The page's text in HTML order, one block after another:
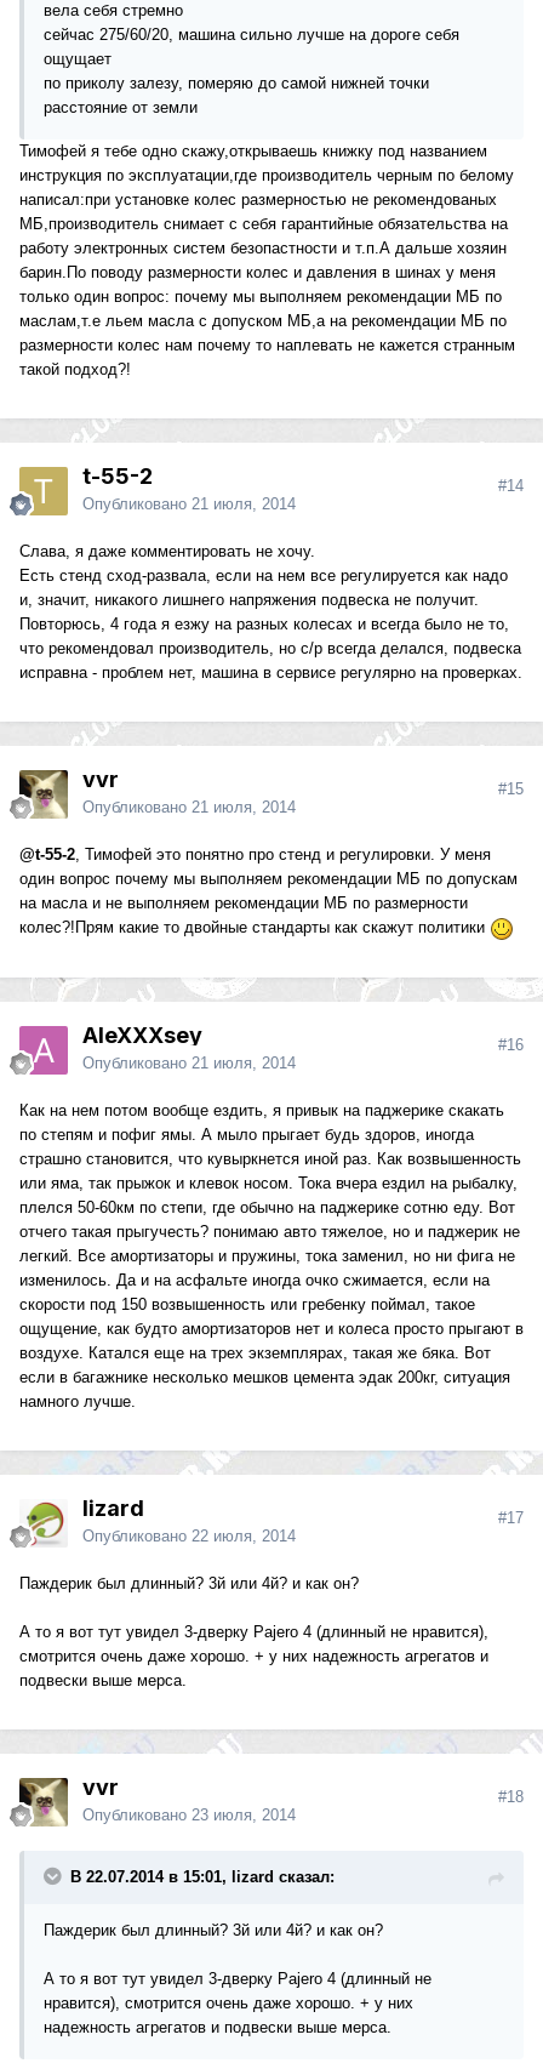
вела себя стремно
сейчас 275/60/20, машина сильно лучше на дороге себя
ощущает
по приколу залезу, померяю до самой нижней точки
расстояние от земли
Тимофей я тебе одно скажу,открываешь книжку под названием
инструкция по эксплуатации,где производитель черным по белому
написал:при установке колес размерностью не рекомендованых
МБ,производитель снимает с себя гарантийные обязательства на
работу электронных систем безопастности и т.п.А дальше хозяин
барин.По поводу размерности колес и давления в шинах у меня
только один вопрос: почему мы выполняем рекомендации МБ по
маслам,т.е льем масла с допуском МБ,а на рекомендации МБ по
размерности колес нам почему то наплевать не кажется странным
такой подход?!
t-55-2
Опубликовано 21 июля, 2014
#14
Слава, я даже комментировать не хочу.
Есть стенд сход-развала, если на нем все регулируется как надо
и, значит, никакого лишнего напряжения подвеска не получит.
Повторюсь, 4 года я езжу на разных колесах и всегда было не то,
что рекомендовал производитель, но с/р всегда делался, подвеска
исправна - проблем нет, машина в сервисе регулярно на проверках.
vvr
Опубликовано 21 июля, 2014
#15
@t-55-2, Тимофей это понятно про стенд и регулировки. У меня
один вопрос почему мы выполняем рекомендации МБ по допускам
на масла и не выполняем рекомендации МБ по размерности
колес?!Прям какие то двойные стандарты как скажут политики
AleXXXsey
Опубликовано 21 июля, 2014
#16
Как на нем потом вообще ездить, я привык на паджерике скакать
по степям и пофиг ямы. А мыло прыгает будь здоров, иногда
страшно становится, что кувыркнется иной раз. Как возвышенность
или яма, так прыжок и клевок носом. Тока вчера ездил на рыбалку,
плелся 50-60км по степи, где обычно на паджерике сотню еду. Вот
отчего такая прыгучесть? понимаю авто тяжелое, но и паджерик не
легкий. Все амортизаторы и пружины, тока заменил, но ни фига не
изменилось. Да и на асфальте иногда очко сжимается, если на
скорости под 150 возвышенность или гребенку поймал, такое
ощущение, как будто амортизаторов нет и колеса просто прыгают в
воздухе. Катался еще на трех экземплярах, такая же бяка. Вот
если в багажнике несколько мешков цемента эдак 200кг, ситуация
намного лучше.
lizard
Опубликовано 22 июля, 2014
#17
Паждерик был длинный? 3й или 4й? и как он?
А то я вот тут увидел 3-дверку Pajero 4 (длинный не нравится),
смотрится очень даже хорошо. + у них надежность агрегатов и
подвески выше мерса.
vvr
Опубликовано 23 июля, 2014
#18
В 22.07.2014 в 15:01, lizard сказал:
Паждерик был длинный? 3й или 4й? и как он?
А то я вот тут увидел 3-дверку Pajero 4 (длинный не
нравится), смотрится очень даже хорошо. + у них
надежность агрегатов и подвески выше мерса.